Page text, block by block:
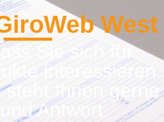
West
Sie sich für
interessieren.
steht Ihnen gerne
und Antwort.